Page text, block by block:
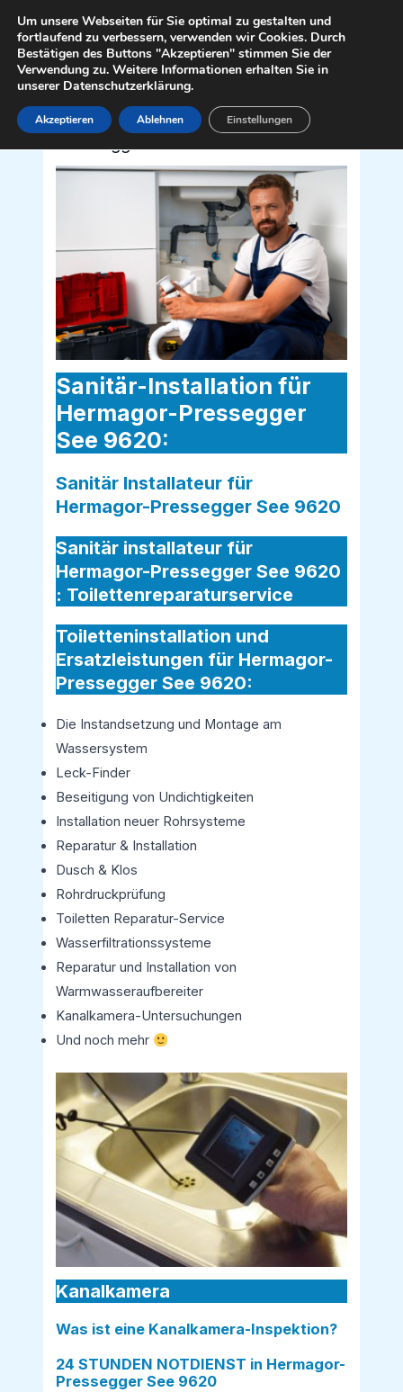
Inhalt
springen
Sanitär Installateur für Hermagor-
Sanitär-Installation für
Hermagor-Pressegger
See 9620:
Sanitär Installateur für
Hermagor-Pressegger See 9620
Sanitär installateur für
Hermagor-Pressegger See 9620
: Toilettenreparaturservice
Toiletteninstallation und
Ersatzleistungen für Hermagor-
Pressegger See 9620:
Die Instandsetzung und Montage am
Wassersystem
Leck-Finder
Beseitigung von Undichtigkeiten
Installation neuer Rohrsysteme
Reparatur & Installation
Dusch & Klos
Rohrdruckprüfung
Toiletten Reparatur-Service
Wasserfiltrationssysteme
Reparatur und Installation von
Warmwasseraufbereiter
Kanalkamera-Untersuchungen
Und noch mehr
Kanalkamera
Was ist eine Kanalkamera-Inspektion?
24 STUNDEN NOTDIENST in Hermagor-
Pressegger See 9620
Um unsere Webseiten für Sie optimal zu gestalten und
fortlaufend zu verbessern, verwenden wir Cookies. Durch
Bestätigen des Buttons "Akzeptieren" stimmen Sie der
Verwendung zu. Weitere Informationen erhalten Sie in
unserer Datenschutzerklärung.
Akzeptieren Ablehnen Einstellungen